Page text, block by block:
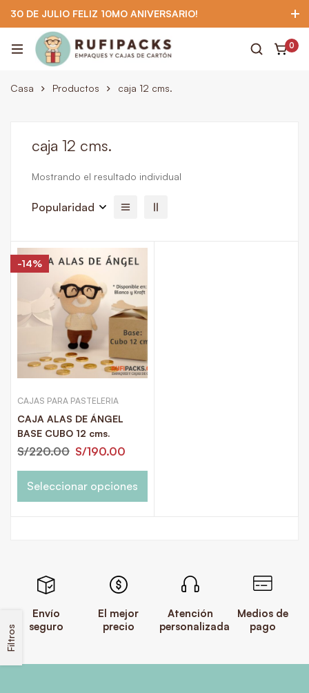
30 DE JULIO FELIZ 10MO ANIVERSARIO!
922 295 403
0
Casa Productos caja 12 cms.
Filtros
caja 12 cms.
Mostrando el resultado individual
Popularidad
-14%
CAJAS PARA PASTELERIA
CAJA ALAS DE ÁNGEL
BASE CUBO 12 cms.
S/220.00 S/190.00
Seleccionar opciones
Envío
seguro
El mejor
precio
Atención
personalizada
Medios de
pago